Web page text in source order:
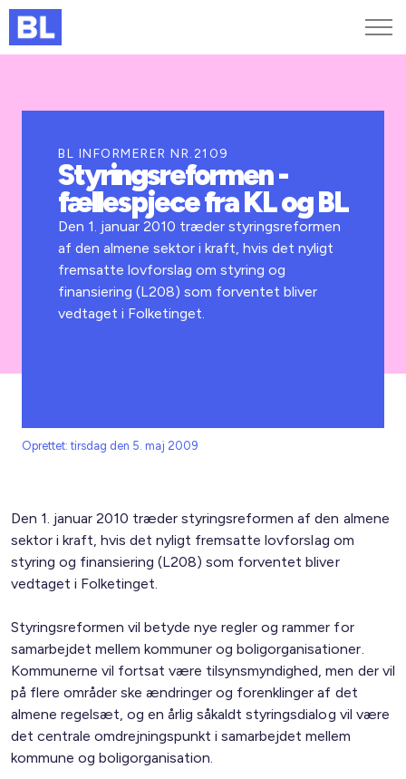
Kurser og arrangementer
Jobportalen
BL INFORMERER NR.2109
Styringsreformen -
fællespjece fra KL og BL
Den 1. januar 2010 træder styringsreformen
af den almene sektor i kraft, hvis det nyligt
fremsatte lovforslag om styring og
finansiering (L208) som forventet bliver
vedtaget i Folketinget.
Oprettet: tirsdag den 5. maj 2009
Den 1. januar 2010 træder styringsreformen af den almene
sektor i kraft, hvis det nyligt fremsatte lovforslag om
styring og finansiering (L208) som forventet bliver
vedtaget i Folketinget.
Styringsreformen vil betyde nye regler og rammer for
samarbejdet mellem kommuner og boligorganisationer.
Kommunerne vil fortsat være tilsynsmyndighed, men der vil
på flere områder ske ændringer og forenklinger af det
almene regelsæt, og en årlig såkaldt styringsdialog vil være
det centrale omdrejningspunkt i samarbejdet mellem
kommune og boligorganisation.